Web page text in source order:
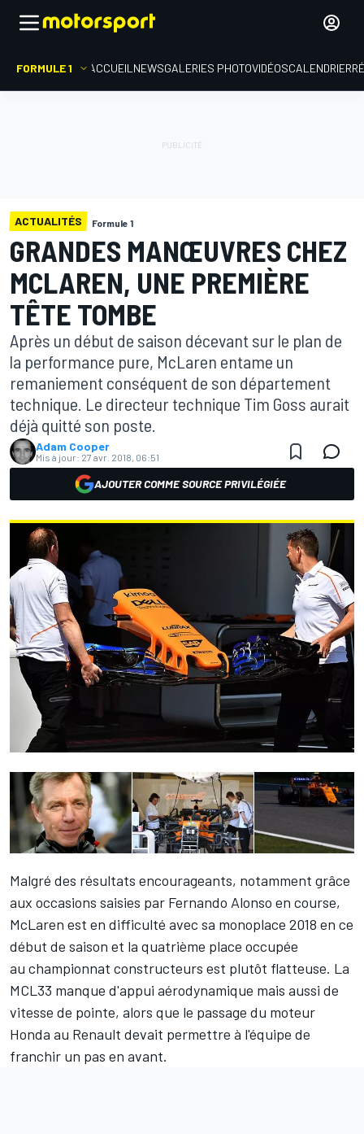
FORMULE 1 ACCUEIL NEWSGALERIES PHOTOVIDÉOSCALENDRIER
ACTUALITÉS Formule 1
GRANDES MANŒUVRES CHEZ
MCLAREN, UNE PREMIÈRE
TÊTE TOMBE
Après un début de saison décevant sur le plan de
la performance pure, McLaren entame un
remaniement conséquent de son département
technique. Le directeur technique Tim Goss aurait
déjà quitté son poste.
Adam Cooper
Mis à jour: 27 avr. 2018, 06:51
AJOUTER COMME SOURCE PRIVILÉGIÉE
Malgré des résultats encourageants, notamment grâce
aux occasions saisies par Fernando Alonso en course,
McLaren est en difficulté avec sa monoplace 2018 en ce
début de saison et la quatrième place occupée
au championnat constructeurs est plutôt flatteuse. La
MCL33 manque d'appui aérodynamique mais aussi de
vitesse de pointe, alors que le passage du moteur
Honda au Renault devait permettre à l'équipe de
franchir un pas en avant.